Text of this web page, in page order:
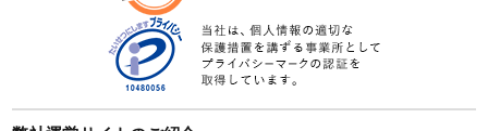
夏の熱中症対策に！日差しを避けるイベントテント！
イベントテントを使いたい！購入とレンタルのメリット・
デメリット
イベントテントを長く使うために。寿命と保管方法